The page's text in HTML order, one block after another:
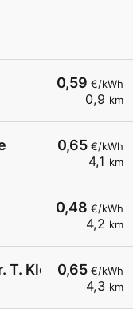
0,59 €/kWh
0,9 km
0,65 €/kWh
4,1 km
0,48 €/kWh
4,2 km
0,65 €/kWh
4,3 km
T. Klestil. Str.